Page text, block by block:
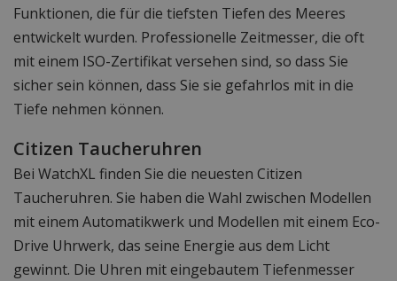
Funktionen, die für die tiefsten Tiefen des Meeres
entwickelt wurden. Professionelle Zeitmesser, die oft
mit einem ISO-Zertifikat versehen sind, so dass Sie
sicher sein können, dass Sie sie gefahrlos mit in die
Tiefe nehmen können.
Citizen Taucheruhren
Bei WatchXL finden Sie die neuesten Citizen
Taucheruhren. Sie haben die Wahl zwischen Modellen
mit einem Automatikwerk und Modellen mit einem Eco-
Drive Uhrwerk, das seine Energie aus dem Licht
gewinnt. Die Uhren mit eingebautem Tiefenmesser